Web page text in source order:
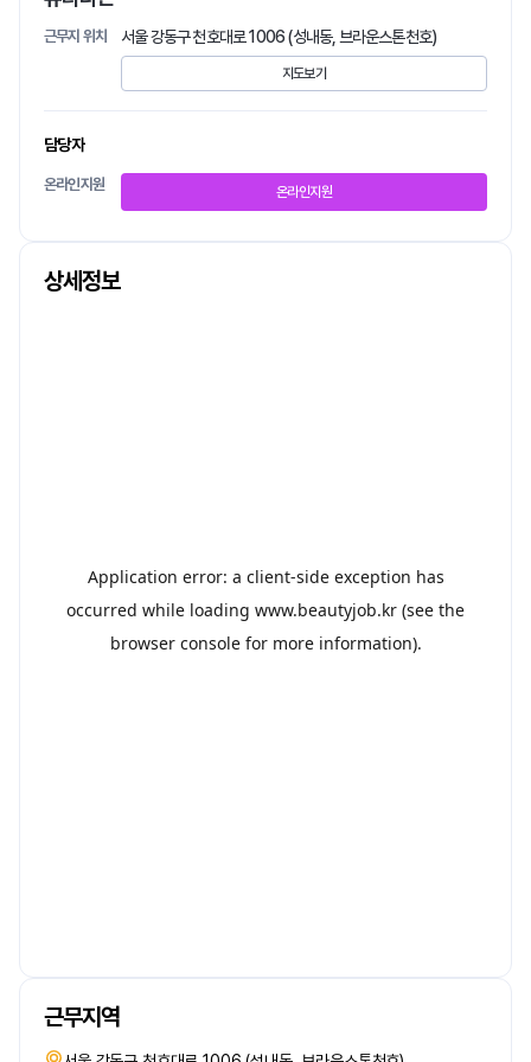
근무지 위치 서울 강동구 천호대로 1006 (성내동, 브라운스톤천호)
지도보기
담당자
온라인지원 온라인지원
상세정보
근무지역